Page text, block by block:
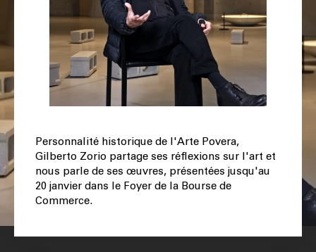
Personnalité historique de l'Arte Povera,
Gilberto Zorio partage ses réflexions sur l'art et
nous parle de ses œuvres, présentées jusqu'au
20 janvier dans le Foyer de la Bourse de
Commerce.